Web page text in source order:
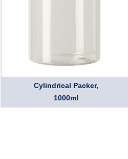
Cylindrical Packer,
1000ml